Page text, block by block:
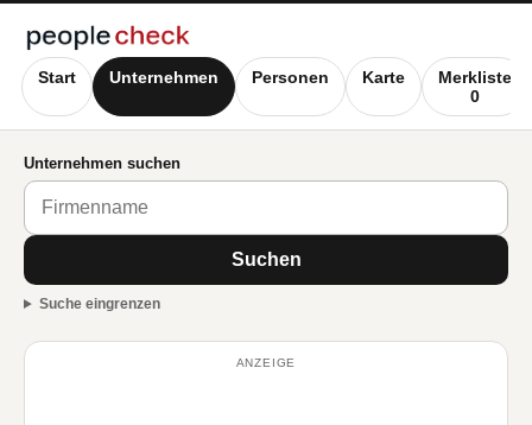
Start Unternehmen Personen Karte
Merkliste
0
Unternehmen suchen
Suchen
Suche eingrenzen
ANZEIGE